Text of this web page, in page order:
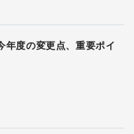
年度の変更点、重要ポイ